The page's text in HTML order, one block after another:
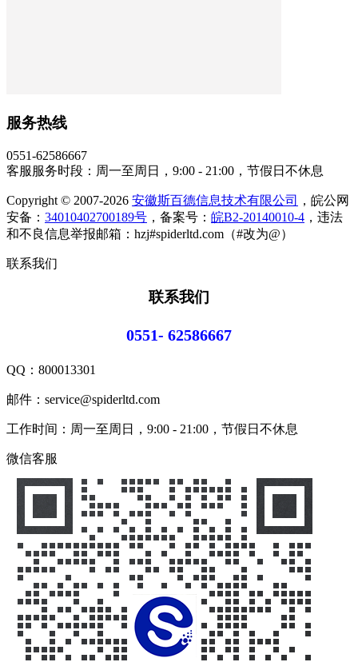
服务热线
0551-62586667
客服服务时段：周一至周日，9:00 - 21:00，节假日不休息
Copyright © 2007-2026 安徽斯百德信息技术有限公司
，皖公网
安备： 34010402700189号 ，备案号： 皖B2-20140010-4 ，违法
和不良信息举报邮箱：hzj#spiderltd.com（#改为@）
联系我们
联系我们
0551- 62586667
QQ： 800013301
邮件：service@spiderltd.com
工作时间：周一至周日，9:00 - 21:00，节假日不休息
微信客服